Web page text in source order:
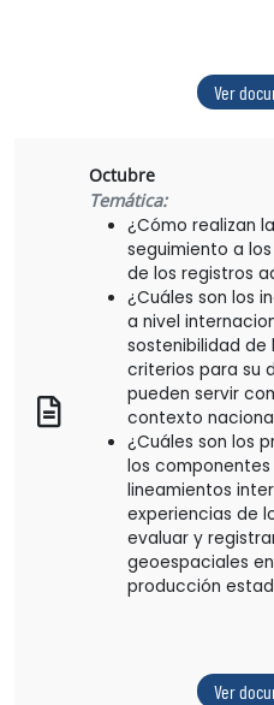
Ver
Octubre
Temática:
¿Cómo realizan
seguimiento a
de los registros
¿Cuáles son los
a nivel
sostenibilidad de
criterios para su
pueden servir
contexto
¿Cuáles son los
los
lineamientos
experiencias de
evaluar y
geoespaciales
producción
Ver